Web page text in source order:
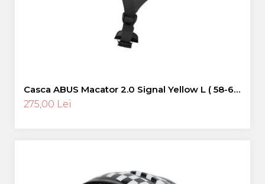
Casca ABUS Macator 2.0 Signal Yellow L ( 58-62
cm)
275,00 Lei